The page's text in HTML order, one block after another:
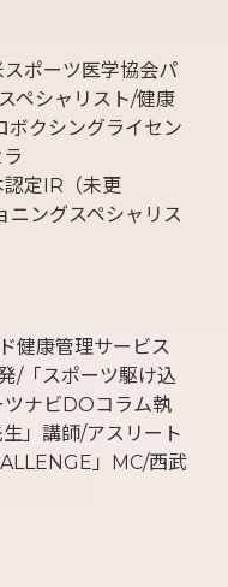
ポーツ医学協会パ
ペシャリスト/健康
ボクシングライセン
定IR（未更
ニングスペシャリス
健康管理サービス
/「スポーツ駆け込
ナビDOコラム執
」講師/アスリート
」MC/西武